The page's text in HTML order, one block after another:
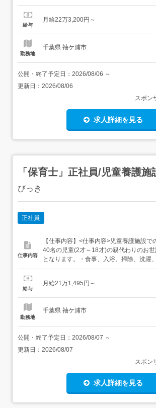
動を企画・実施します。・保護者の栄養
す。・発注・在庫管理食材の発注と適切
給与
月給22万3,200円～
勤務地
千葉県 袖ケ浦市
公開・終了予定日： 2026/08/06 ～
更新日： 2026/08/06
スポン
求人詳細を見る
「保育士」正社員/児童養護施
びっき
正社員
仕事内容
【仕事内容】<仕事内容>児童養護施設で
40名の児童(2才～18才)の親代わりのお
となります。・食事、入浴、掃除、洗濯
夜尿起こし、おむつ交換・簡単な調理(ご
す。JR久留里線「東横田」駅からは徒歩
給与
月給21万1,495円～
勤務地
千葉県 袖ケ浦市
公開・終了予定日： 2026/08/07 ～
更新日： 2026/08/07
スポン
求人詳細を見る